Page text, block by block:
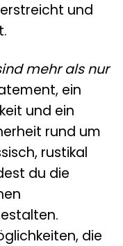
und
mehr als nur
ein
und ein
rund um
rustikal
du die
die